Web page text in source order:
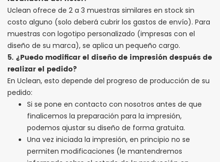
Uclean ofrece de 2 a 3 muestras similares en stock sin
costo alguno (solo deberá cubrir los gastos de envío). Para
muestras con logotipo personalizado (impresas con el
diseño de su marca), se aplica un pequeño cargo.
5. ¿Puedo modificar el diseño de impresión después de
realizar el pedido?
En Uclean, esto depende del progreso de producción de su
pedido:
Si se pone en contacto con nosotros antes de que
finalicemos la preparación para la impresión,
podemos ajustar su diseño de forma gratuita.
Una vez iniciada la impresión, en principio no se
permiten modificaciones (le mantendremos